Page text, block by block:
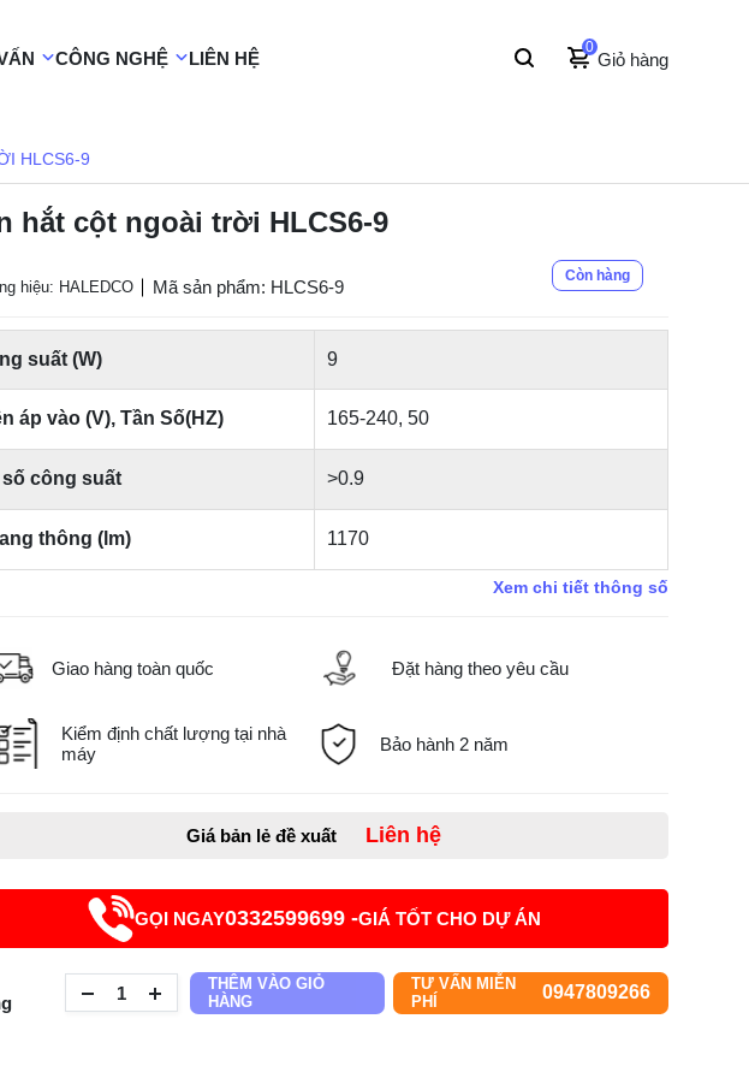
CÔNG NGHỆ LIÊN HỆ
0
Giỏ hàng
HLCS6-9
hắt cột ngoài trời HLCS6-9
hiệu: HALEDCO Mã sản phẩm: HLCS6-9
Còn hàng
suất (W) 9
áp vào (V), Tần Số(HZ) 165-240, 50
số công suất >0.9
thông (lm) 1170
Xem chi tiết thông số
Giao hàng toàn quốc Đặt hàng theo yêu cầu
Kiểm định chất lượng tại nhà
máy
Bảo hành 2 năm
Giá bản lẻ đề xuất Liên hệ
GỌI NGAY0332599699 -GIÁ TỐT CHO DỰ ÁN
THÊM VÀO GIỎ
HÀNG
TƯ VẤN MIỄN
PHÍ
0947809266